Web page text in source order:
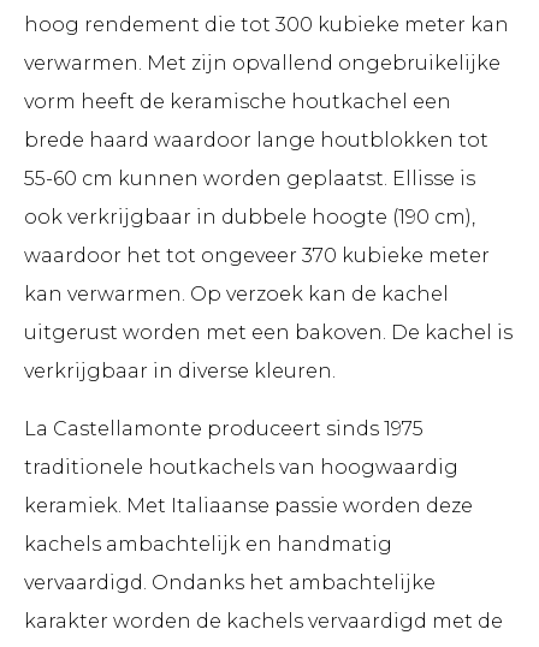
hoog rendement die tot 300 kubieke meter kan
verwarmen. Met zijn opvallend ongebruikelijke
vorm heeft de keramische houtkachel een
brede haard waardoor lange houtblokken tot
55-60 cm kunnen worden geplaatst. Ellisse is
ook verkrijgbaar in dubbele hoogte (190 cm),
waardoor het tot ongeveer 370 kubieke meter
kan verwarmen. Op verzoek kan de kachel
uitgerust worden met een bakoven. De kachel is
verkrijgbaar in diverse kleuren.
La Castellamonte produceert sinds 1975
traditionele houtkachels van hoogwaardig
keramiek. Met Italiaanse passie worden deze
kachels ambachtelijk en handmatig
vervaardigd. Ondanks het ambachtelijke
karakter worden de kachels vervaardigd met de